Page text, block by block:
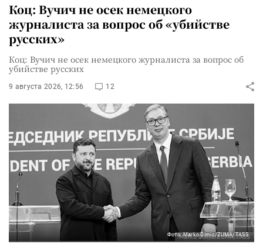
Коц: Вучич не осек немецкого
журналиста за вопрос об «убийстве
русских»
Коц: Вучич не осек немецкого журналиста за вопрос об
убийстве русских
9 августа 2026, 12:56 12
Фото: Marko Dimic/ZUMA/TASS